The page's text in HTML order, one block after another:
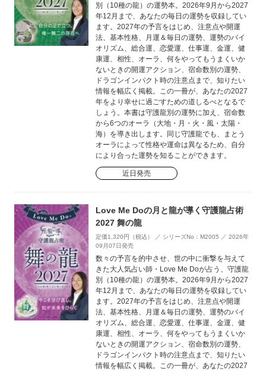
別（10種の龍）の運勢本。2026年9月から2027
年12月まで、あなたの毎日の運勢を収録してい
ます。2027年の予言をはじめ、注意点や開運
法、基本性格、月運＆毎日の運勢、運勢のバイ
オリズム、総合運、恋愛運、仕事運、金運、健
康運、相性、オーラ、何をやってもうまくいか
ないときの開運アクション、宿命数別の運勢、
ドラゴンインパクト時の注意点まで、知りたい
情報を幅広く掲載。この一冊が、あなたの2027
年をより幸せに過ごすための道しるべとなるで
しょう。本書は守護龍別の運勢に加え、宿命数
から6つのオーラ（大地・月・火・風・太陽・
海）を導き出します。同じ守護龍でも、まとう
オーラによって性格や運命は異なるため、自分
により合った運勢を知ることができます。
近日発売
Love Me Doの月と龍が導く守護龍占術
2027 舞の龍
定価1,320円（税込） ／ シリーズNo：M2005 ／ 2026年
09月07日発売
数々の予言を的中させ、世の中に衝撃を与えて
きた大人気占い師・Love Me Doが占う、守護龍
別（10種の龍）の運勢本。2026年9月から2027
年12月まで、あなたの毎日の運勢を収録してい
ます。2027年の予言をはじめ、注意点や開運
法、基本性格、月運＆毎日の運勢、運勢のバイ
オリズム、総合運、恋愛運、仕事運、金運、健
康運、相性、オーラ、何をやってもうまくいか
ないときの開運アクション、宿命数別の運勢、
ドラゴンインパクト時の注意点まで、知りたい
情報を幅広く掲載。この一冊が、あなたの2027